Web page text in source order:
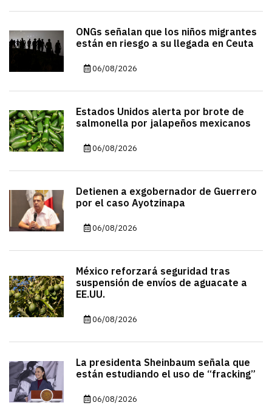
ONGs señalan que los niños migrantes
están en riesgo a su llegada en Ceuta
06/08/2026
Estados Unidos alerta por brote de
salmonella por jalapeños mexicanos
06/08/2026
Detienen a exgobernador de Guerrero
por el caso Ayotzinapa
06/08/2026
México reforzará seguridad tras
suspensión de envíos de aguacate a
EE.UU.
06/08/2026
La presidenta Sheinbaum señala que
están estudiando el uso de “fracking”
06/08/2026